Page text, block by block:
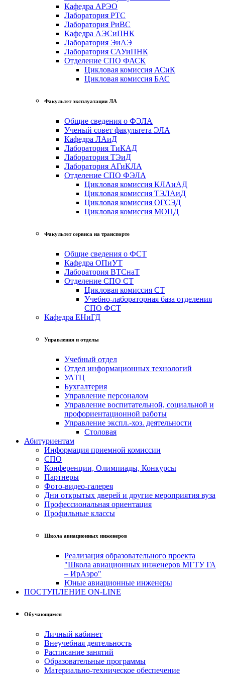
Кафедра АРЭО
Лаборатория РТС
Лаборатория РиВС
Кафедра АЭСиПНК
Лаборатория ЭиАЭ
Лаборатория САУиПНК
Отделение СПО ФАСК
Цикловая комиссия АСиК
Цикловая комиссия БАС
Факультет эксплуатации ЛА
Общие сведения о ФЭЛА
Ученый совет факультета ЭЛА
Кафедра ЛАиД
Лаборатория ТиКАД
Лаборатория ТЭиД
Лаборатория АГиКЛА
Отделение СПО ФЭЛА
Цикловая комиссия КЛАиАД
Цикловая комиссия ТЭЛАиД
Цикловая комиссия ОГСЭД
Цикловая комиссия МОПД
Факультет сервиса на транспорте
Общие сведения о ФСТ
Кафедра ОПиУТ
Лаборатория ВТСнаТ
Отделение СПО СТ
Цикловая комиссия СТ
Учебно-лабораторная база отделения
СПО ФСТ
Кафедра ЕНиГД
Управления и отделы
Учебный отдел
Отдел информационных технологий
УАТЦ
Бухгалтерия
Управление персоналом
Управление воспитательной, социальной и
профориентационной работы
Управление экспл.-хоз. деятельности
Столовая
Абитуриентам
Информация приемной комиссии
СПО
Конференции, Олимпиады, Конкурсы
Партнеры
Фото-видео-галерея
Дни открытых дверей и другие мероприятия вуза
Профессиональная ориентация
Профильные классы
Школа авиационных инженеров
Реализация образовательного проекта
"Школа авиационных инженеров МГТУ ГА
– ИрАэро"
Юные авиационные инженеры
ПОСТУПЛЕНИЕ ON-LINE
Обучающимся
Личный кабинет
Внеучебная деятельность
Расписание занятий
Образовательные программы
Материально-техническое обеспечение